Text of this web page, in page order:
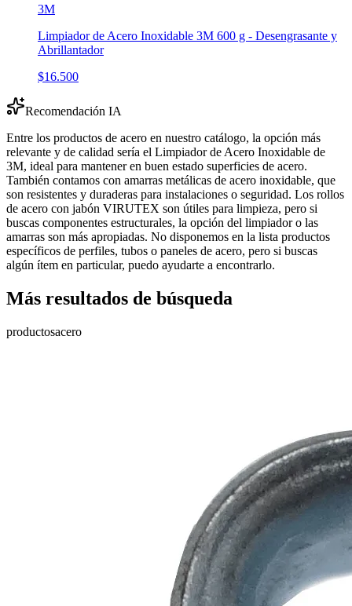
3M
Limpiador de Acero Inoxidable 3M 600 g - Desengrasante y
Abrillantador
$16.500
Recomendación IA
Entre los productos de acero en nuestro catálogo, la opción más
relevante y de calidad sería el Limpiador de Acero Inoxidable de
3M, ideal para mantener en buen estado superficies de acero.
También contamos con amarras metálicas de acero inoxidable, que
son resistentes y duraderas para instalaciones o seguridad. Los rollos
de acero con jabón VIRUTEX son útiles para limpieza, pero si
buscas componentes estructurales, la opción del limpiador o las
amarras son más apropiadas. No disponemos en la lista productos
específicos de perfiles, tubos o paneles de acero, pero si buscas
algún ítem en particular, puedo ayudarte a encontrarlo.
Más resultados de búsqueda
productosacero